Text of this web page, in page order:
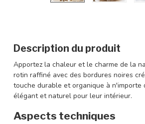
Description du produit
Apportez la chaleur et le charme de la
rotin raffiné avec des bordures noires
touche durable et organique à
élégant et naturel pour leur intérieur.
Aspects techniques